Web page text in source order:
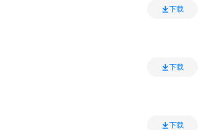
下载
下载
下载